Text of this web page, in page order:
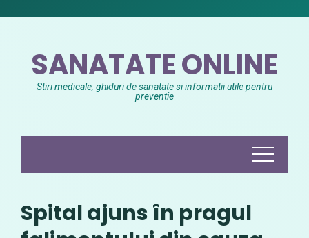
SANATATE ONLINE
Stiri medicale, ghiduri de sanatate si informatii utile pentru
preventie
Spital ajuns în pragul